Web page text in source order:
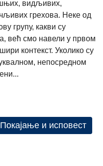
видљивих,
грехова. Неке од
групу, какви су
већ смо навели у првом
контекст. Уколико су
непосредном
Покајање и исповест